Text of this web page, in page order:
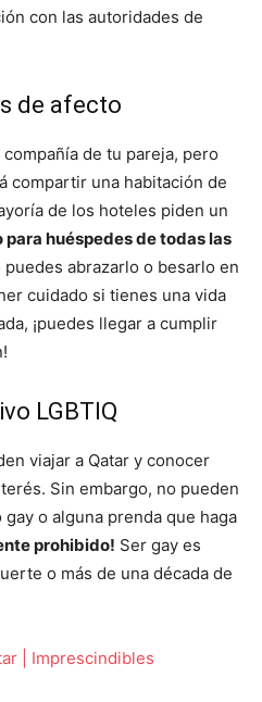
con las autoridades de
de afecto
de tu pareja, pero
compartir una habitación de
de los hoteles piden un
huéspedes de todas las
puedes abrazarlo o besarlo en
cuidado si tienes una vida
¡puedes llegar a cumplir
LGBTIQ
viajar a Qatar y conocer
Sin embargo, no pueden
o alguna prenda que haga
prohibido! Ser gay es
o más de una década de
| Imprescindibles